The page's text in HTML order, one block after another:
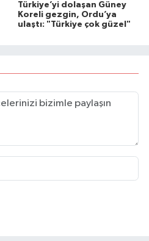
Türkiye’yi dolaşan Güney
Koreli gezgin, Ordu’ya
ulaştı: "Türkiye çok güzel"